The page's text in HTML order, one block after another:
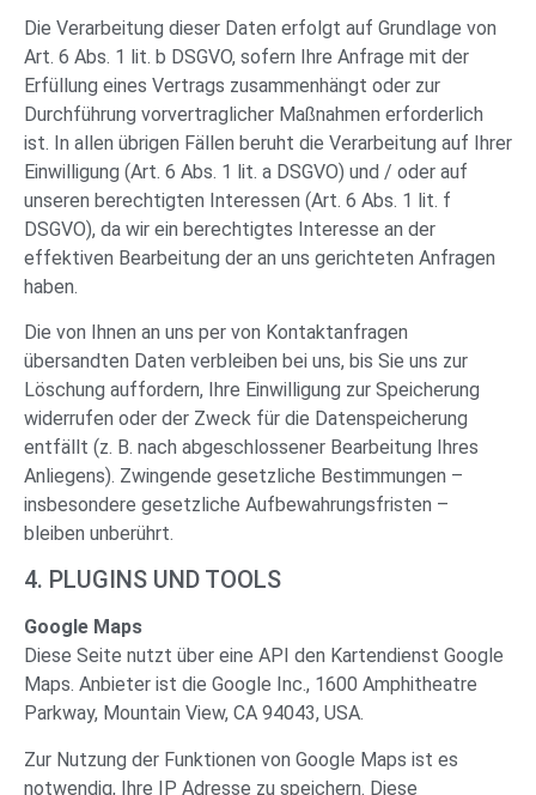
Die Verarbeitung dieser Daten erfolgt auf Grundlage von
Art. 6 Abs. 1 lit. b DSGVO, sofern Ihre Anfrage mit der
Erfüllung eines Vertrags zusammenhängt oder zur
Durchführung vorvertraglicher Maßnahmen erforderlich
ist. In allen übrigen Fällen beruht die Verarbeitung auf Ihrer
Einwilligung (Art. 6 Abs. 1 lit. a DSGVO) und / oder auf
unseren berechtigten Interessen (Art. 6 Abs. 1 lit. f
DSGVO), da wir ein berechtigtes Interesse an der
effektiven Bearbeitung der an uns gerichteten Anfragen
haben.
Die von Ihnen an uns per von Kontaktanfragen
übersandten Daten verbleiben bei uns, bis Sie uns zur
Löschung auffordern, Ihre Einwilligung zur Speicherung
widerrufen oder der Zweck für die Datenspeicherung
entfällt (z. B. nach abgeschlossener Bearbeitung Ihres
Anliegens). Zwingende gesetzliche Bestimmungen –
insbesondere gesetzliche Aufbewahrungsfristen –
bleiben unberührt.
4. PLUGINS UND TOOLS
Google Maps
Diese Seite nutzt über eine API den Kartendienst Google
Maps. Anbieter ist die Google Inc., 1600 Amphitheatre
Parkway, Mountain View, CA 94043, USA.
Zur Nutzung der Funktionen von Google Maps ist es
notwendig, Ihre IP Adresse zu speichern. Diese